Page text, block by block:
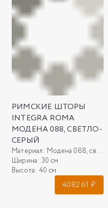
РИМСКИЕ ШТОРЫ
INTEGRA ROMA
МОДЕНА 088, СВЕТЛО-
СЕРЫЙ
Материал: Модена 088, светло-серый
Ширина: 30 см
Высота: 40 см
4082.61 ₽